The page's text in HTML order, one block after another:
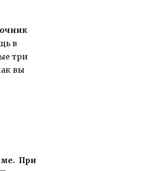
в
три
вы
При